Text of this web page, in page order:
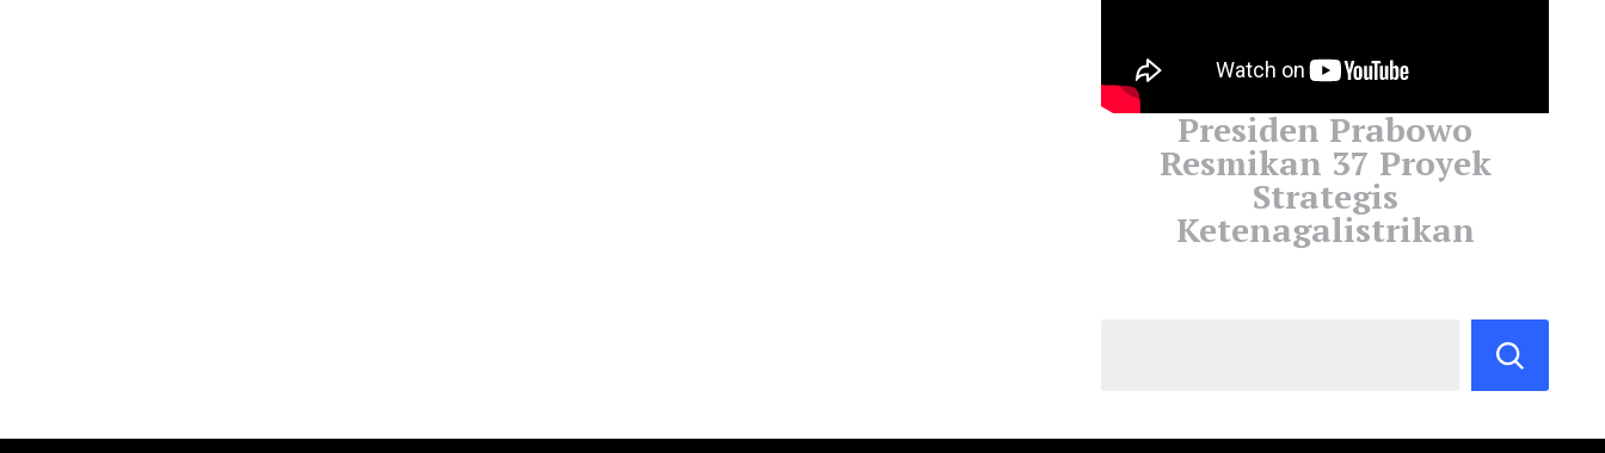
Presiden Prabowo
Resmikan 37 Proyek
Strategis
Ketenagalistrikan